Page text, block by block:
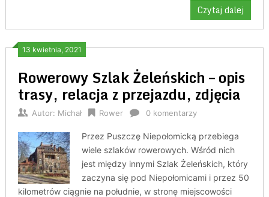
Czytaj dalej
13 kwietnia, 2021
Rowerowy Szlak Żeleńskich – opis
trasy, relacja z przejazdu, zdjęcia
Autor: Michał Rower 0 komentarzy
Przez Puszczę Niepołomicką przebiega
wiele szlaków rowerowych. Wśród nich
jest między innymi Szlak Żeleńskich, który
zaczyna się pod Niepołomicami i przez 50
kilometrów ciągnie na południe, w stronę miejscowości